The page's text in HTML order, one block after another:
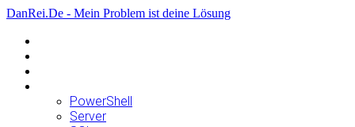
DanRei.De - Mein Problem ist deine Lösung
PowerShell
Server